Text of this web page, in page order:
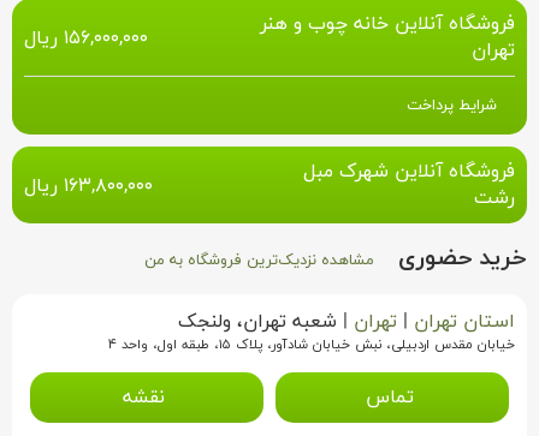
فروشگاه آنلاین خانه چوب و هنر
تهران
۱۵۶,۰۰۰,۰۰۰ ریال
شرایط پرداخت
فروشگاه آنلاین شهرک مبل
رشت
۱۶۳,۸۰۰,۰۰۰ ریال
خرید حضوری مشاهده نزدیک‌ترین فروشگاه به من
استان تهران | تهران | شعبه تهران، ولنجک
خیابان مقدس اردبیلی، نبش خیابان شادآور، پلاک ۱۵، طبقه اول، واحد ۴
تماس نقشه